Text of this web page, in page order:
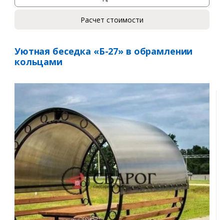
Расчет стоимости
Уютная беседка «Б-27» в обрамлении
кольцами